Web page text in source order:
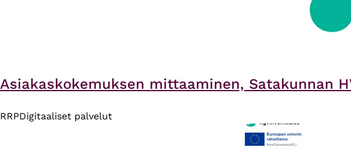
Asiakaskokemuksen mittaaminen, Satakunnan
RRPDigitaaliset palvelut